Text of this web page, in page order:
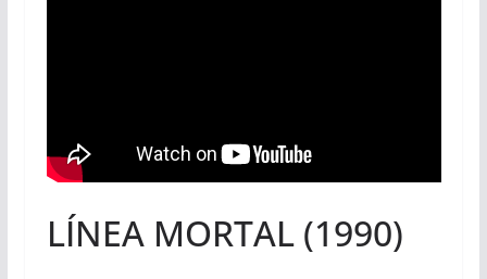
LÍNEA MORTAL (1990)